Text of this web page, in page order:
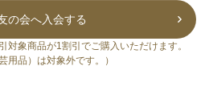
の会へ入会する
対象商品が1割引でご購入いただけます。
用品）は対象外です。）